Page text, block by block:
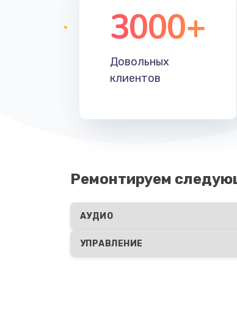
3000+
Довольных
клиентов
Ремонтируем
АУДИО
УПРАВЛЕНИЕ